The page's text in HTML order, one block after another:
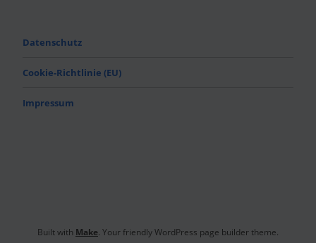
Datenschutz
Cookie-Richtlinie (EU)
Impressum
Built with Make. Your friendly WordPress page builder theme.